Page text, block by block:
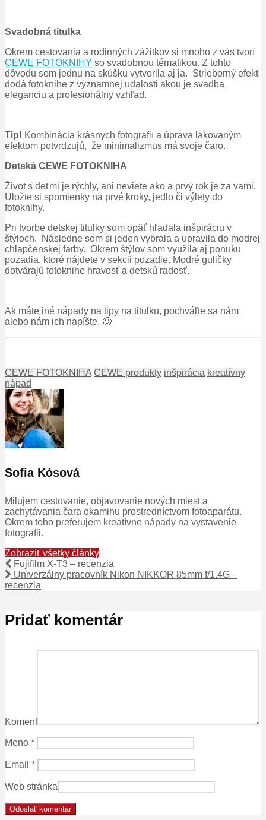
Svadobná titulka
Okrem cestovania a rodinných zážitkov si mnoho z vás tvorí
CEWE FOTOKNIHY so svadobnou tématikou. Z tohto
dôvodu som jednu na skúšku vytvorila aj ja. Strieborný efekt
dodá fotoknihe z významnej udalosti akou je svadba
eleganciu a profesionálny vzhľad.
Tip! Kombinácia krásnych fotografií a úprava lakovaným
efektom potvrdzujú, že minimalizmus má svoje čaro.
Detská CEWE FOTOKNIHA
Život s deťmi je rýchly, ani neviete ako a prvý rok je za vami.
Uložte si spomienky na prvé kroky, jedlo či výlety do
fotoknihy.
Pri tvorbe detskej titulky som opäť hľadala inšpiráciu v
štýloch. Následne som si jeden vybrala a upravila do modrej
chlapčenskej farby. Okrem štýlov som využila aj ponuku
pozadia, ktoré nájdete v sekcii pozadie. Modré guličky
dotvárajú fotoknihe hravosť a detskú radosť.
Ak máte iné nápady na tipy na titulku, pochváľte sa nám
alebo nám ich napíšte. 🙂
CEWE FOTOKNIHA CEWE produkty inšpirácia kreatívny
nápad
Sofia Kósová
Milujem cestovanie, objavovanie nových miest a
zachytávania čara okamihu prostredníctvom fotoaparátu.
Okrem toho preferujem kreatívne nápady na vystavenie
fotografii.
Zobraziť všetky články
Fujifilm X-T3 – recenzia
Univerzálny pracovník Nikon NIKKOR 85mm f/1.4G –
recenzia
Pridať komentár
Koment
Meno *
Email *
Web stránka